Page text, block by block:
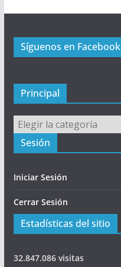
Síguenos en Facebook
Principal
Principal
Sesión
Iniciar Sesión
Cerrar Sesión
Estadísticas del sitio
32.847.086 visitas